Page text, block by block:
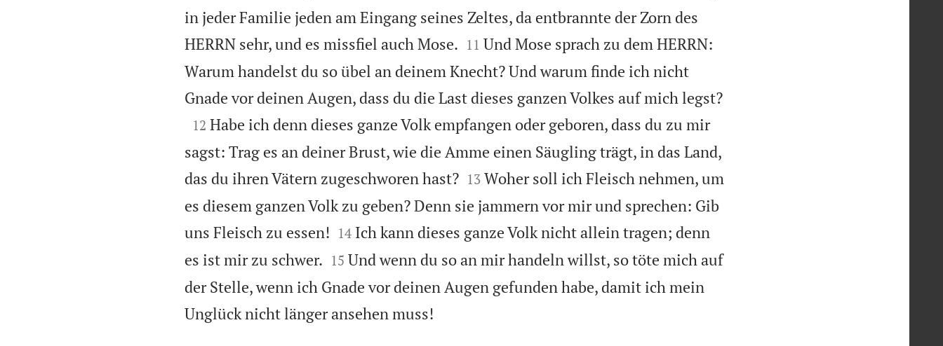
in jeder Familie jeden am Eingang seines Zeltes, da entbrannte der Zorn des
HERRN sehr, und es missfiel auch Mose.
11 Und Mose sprach zu dem HERRN:
Warum handelst du so übel an deinem Knecht? Und warum finde ich nicht
Gnade vor deinen Augen, dass du die Last dieses ganzen Volkes auf mich legst?

12 Habe ich denn dieses ganze Volk empfangen oder geboren, dass du zu mir
sagst: Trag es an deiner Brust, wie die Amme einen Säugling trägt, in das Land,
das du ihren Vätern zugeschworen hast?
13 Woher soll ich Fleisch nehmen, um
es diesem ganzen Volk zu geben? Denn sie jammern vor mir und sprechen: Gib
uns Fleisch zu essen!
14 Ich kann dieses ganze Volk nicht allein tragen; denn
es ist mir zu schwer.
15 Und wenn du so an mir handeln willst, so töte mich auf
der Stelle, wenn ich Gnade vor deinen Augen gefunden habe, damit ich mein
Unglück nicht länger ansehen muss!